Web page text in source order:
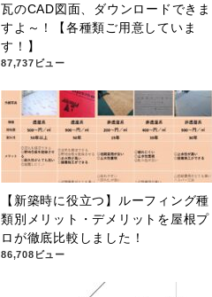
瓦のCAD図面、ダウンロードできま
すよ～！【各種類ご用意していま
す！】
87,737ビュー
【新築時に役立つ】ルーフィング種
類別メリット・デメリットを屋根プ
ロが徹底比較しました！
86,708ビュー